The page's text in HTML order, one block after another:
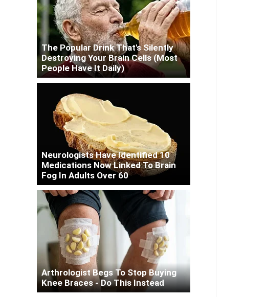
The Popular Drink That's Silently
Destroying Your Brain Cells (Most
People Have It Daily)
Neurologists Have Identified 10
Medications Now Linked To Brain
Fog In Adults Over 60
Arthrologist Begs To Stop Buying
Knee Braces - Do This Instead